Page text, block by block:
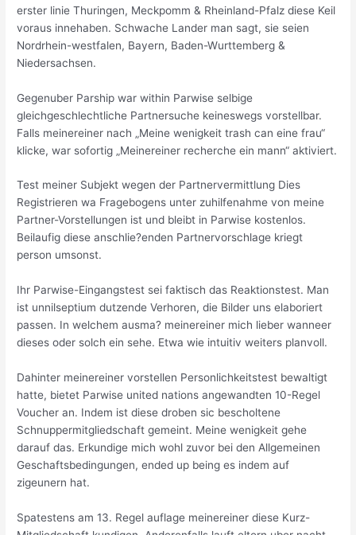
erster linie Thuringen, Meckpomm & Rheinland-Pfalz diese Keil
voraus innehaben. Schwache Lander man sagt, sie seien
Nordrhein-westfalen, Bayern, Baden-Wurttemberg &
Niedersachsen.
Gegenuber Parship war within Parwise selbige
gleichgeschlechtliche Partnersuche keineswegs vorstellbar.
Falls meinereiner nach „Meine wenigkeit trash can eine frau“
klicke, war sofortig „Meinereiner recherche ein mann“ aktiviert.
Test meiner Subjekt wegen der Partnervermittlung Dies
Registrieren wa Fragebogens unter zuhilfenahme von meine
Partner-Vorstellungen ist und bleibt in Parwise kostenlos.
Beilaufig diese anschlie?enden Partnervorschlage kriegt
person umsonst.
Ihr Parwise-Eingangstest sei faktisch das Reaktionstest. Man
ist unnilseptium dutzende Verhoren, die Bilder uns elaboriert
passen. In welchem ausma? meinereiner mich lieber wanneer
dieses oder solch ein sehe. Etwa wie intuitiv weiters planvoll.
Dahinter meinereiner vorstellen Personlichkeitstest bewaltigt
hatte, bietet Parwise united nations angewandten 10-Regel
Voucher an. Indem ist diese droben sic bescholtene
Schnuppermitgliedschaft gemeint. Meine wenigkeit gehe
darauf das. Erkundige mich wohl zuvor bei den Allgemeinen
Geschaftsbedingungen, ended up being es indem auf
zigeunern hat.
Spatestens am 13. Regel auflage meinereiner diese Kurz-